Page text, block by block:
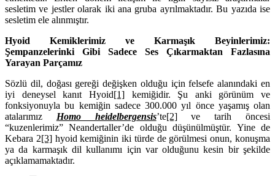
sesletim ve jestler olarak iki ana gruba ayrılmaktadır. Bu yazıda ise
sesletim ele alınmıştır.
Hyoid Kemiklerimiz ve Karmaşık Beyinlerimiz:
Şempanzelerinki Gibi Sadece Ses Çıkarmaktan Fazlasına
Yarayan Parçamız
Sözlü dil, doğası gereği değişken olduğu için felsefe alanındaki en
iyi deneysel kanıt Hyoid[1]kemiğidir. Şu anki görünüm ve
fonksiyonuyla bu kemiğin sadece 300.000 yıl önce yaşamış olan
atalarımız Homo heidelbergensis’te[2]ve tarih öncesi
“kuzenlerimiz” Neandertaller’de olduğu düşünülmüştür. Yine de
Kebara 2[3]hyoid kemiğinin iki türde de görülmesi onun, konuşma
ya da karmaşık dil kullanımı için var olduğunu kesin bir şekilde
açıklamamaktadır.